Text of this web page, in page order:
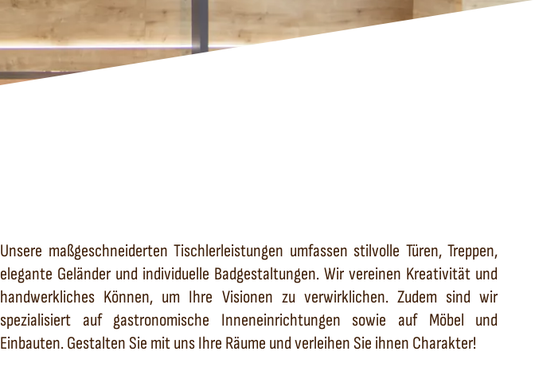
Unsere maßgeschneiderten Tischlerleistungen umfassen stilvolle Türen, Treppen,
elegante Geländer und individuelle Badgestaltungen. Wir vereinen Kreativität und
handwerkliches Können, um Ihre Visionen zu verwirklichen. Zudem sind wir
spezialisiert auf gastronomische Inneneinrichtungen sowie auf Möbel und
Einbauten. Gestalten Sie mit uns Ihre Räume und verleihen Sie ihnen Charakter!